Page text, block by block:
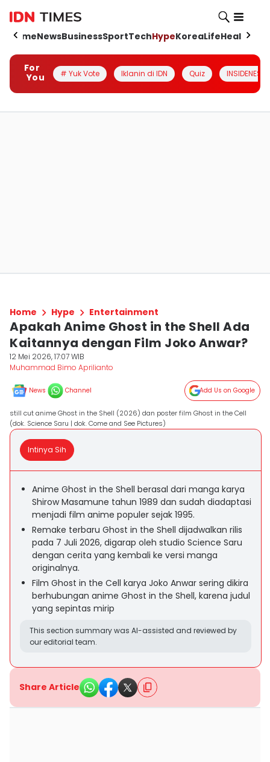
HomeNewsBusinessSportTechHypeKoreaLifeHealth
For
You
# Yuk Vote Iklanin di IDN Quiz INSIDENESIA
Home Hype Entertainment
Apakah Anime Ghost in the Shell Ada
Kaitannya dengan Film Joko Anwar?
12 Mei 2026, 17:07 WIB
Muhammad Bimo Aprilianto
News Channel Add Us on Google
still cut anime Ghost in the Shell (2026) dan poster film Ghost in the Cell
(dok. Science Saru | dok. Come and See Pictures)
Intinya Sih
Anime Ghost in the Shell berasal dari manga karya
Shirow Masamune tahun 1989 dan sudah diadaptasi
menjadi film anime populer sejak 1995.
Remake terbaru Ghost in the Shell dijadwalkan rilis
pada 7 Juli 2026, digarap oleh studio Science Saru
dengan cerita yang kembali ke versi manga
originalnya.
Film Ghost in the Cell karya Joko Anwar sering dikira
berhubungan anime Ghost in the Shell, karena judul
yang sepintas mirip
This section summary was AI-assisted and reviewed by
our editorial team.
Share Article